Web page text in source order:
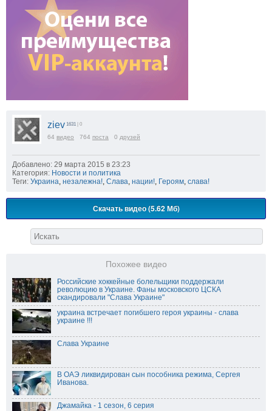
ziev 1631 | 0
64 видео 764 поста 0 друзей
Добавлено: 29 марта 2015 в 23:23
Категория: Новости и политика
Теги: Украина, незалежна!, Слава, нации!, Героям, слава!
Скачать видео (5.62 Мб)
Похожее видео
Российские хоккейные болельщики поддержали
революцию в Украине. Фаны московского ЦСКА
скандировали "Слава Украине"
украина встречает погибшего героя украины - слава
украине !!!
Слава Украине
В ОАЭ ликвидирован сын пособника режима, Сергея
Иванова.
Джамайка - 1 сезон, 6 серия